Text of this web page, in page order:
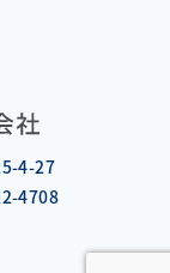
4-27
4708